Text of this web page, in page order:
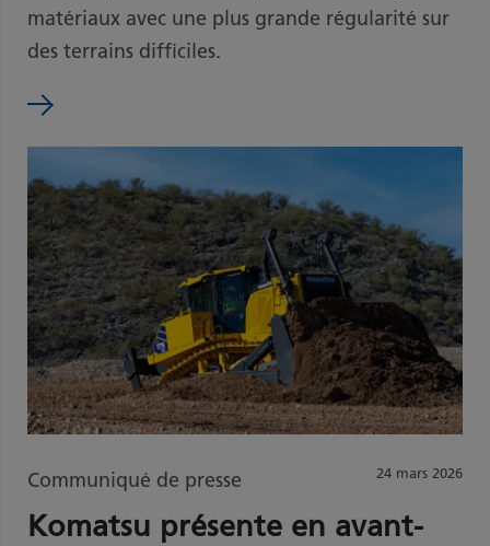
matériaux avec une plus grande régularité sur
des terrains difficiles.
24 mars 2026
Communiqué de presse
Komatsu présente en avant-